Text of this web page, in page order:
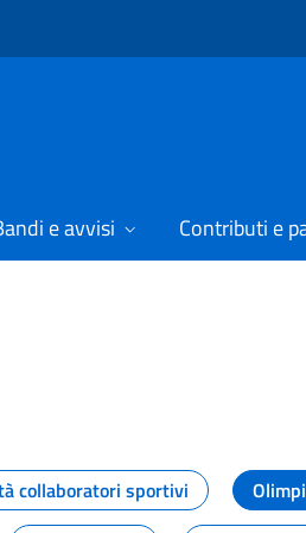
e avvisi Contributi e
lo sport
collaboratori sportivi